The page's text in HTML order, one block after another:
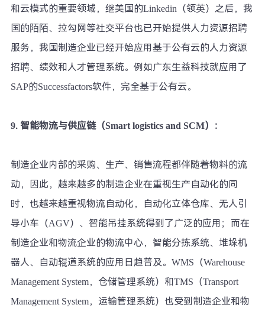
和云模式的重要领域，继美国的Linkedin（领英）之后，我
国的陌陌、拉勾网等社交平台也已开始提供人力资源招聘
服务，我国制造企业已经开始应用基于公有云的人力资源
招聘、绩效和人才管理系统。例如广东生益科技就应用了
SAP的Successfactors软件，完全基于公有云。
9. 智能物流与供应链（Smart logistics and SCM）：
制造企业内部的采购、生产、销售流程都伴随着物料的流
动，因此，越来越多的制造企业在重视生产自动化的同
时，也越来越重视物流自动化，自动化立体仓库、无人引
导小车（AGV）、智能吊挂系统得到了广泛的应用；而在
制造企业和物流企业的物流中心，智能分拣系统、堆垛机
器人、自动辊道系统的应用日趋普及。WMS（Warehouse
Management System，仓储管理系统）和TMS（Transport
Management System，运输管理系统）也受到制造企业和物